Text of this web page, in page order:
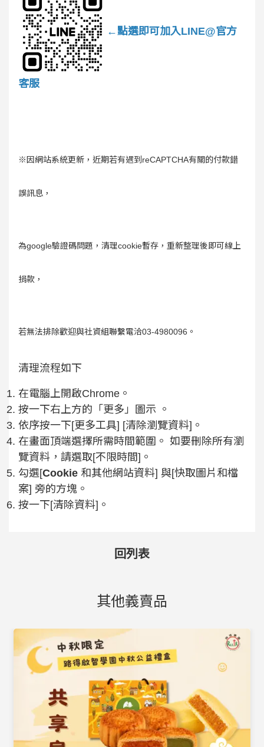
←點選即可加入LINE@官方
客服
※因網站系統更新，近期若有遇到reCAPTCHA有關的付款錯
誤訊息，
為google驗證碼問題，清理cookie暫存，重新整理後即可線上
捐款，
若無法排除歡迎與社資組聯繫電洽03-4980096。
清理流程如下
在電腦上開啟Chrome。
按一下右上方的「更多」圖示 。
依序按一下[更多工具] [清除瀏覽資料]。
在畫面頂端選擇所需時間範圍。 如要刪除所有瀏
覽資料，請選取[不限時間]。
勾選[Cookie 和其他網站資料] 與[快取圖片和檔
案] 旁的方塊。
按一下[清除資料]。
回列表
其他義賣品